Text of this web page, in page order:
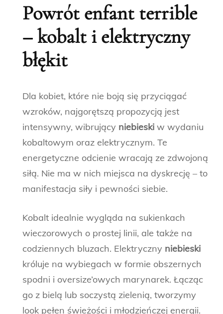
Powrót enfant terrible
– kobalt i elektryczny
błękit
Dla kobiet, które nie boją się przyciągać
wzroków, najgorętszą propozycją jest
intensywny, wibrujący niebieski w wydaniu
kobaltowym oraz elektrycznym. Te
energetyczne odcienie wracają ze zdwojoną
siłą. Nie ma w nich miejsca na dyskrecję – to
manifestacja siły i pewności siebie.
Kobalt idealnie wygląda na sukienkach
wieczorowych o prostej linii, ale także na
codziennych bluzach. Elektryczny niebieski
króluje na wybiegach w formie obszernych
spodni i oversize’owych marynarek. Łącząc
go z bielą lub soczystą zielenią, tworzymy
look pełen świeżości i młodzieńczej energii.